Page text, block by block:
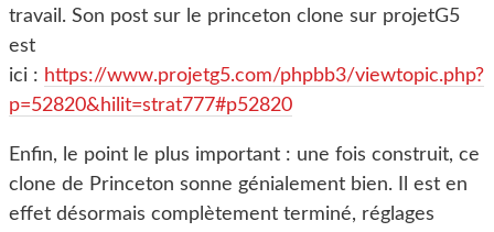
travail. Son post sur le princeton clone sur projetG5
est
ici : https://www.projetg5.com/phpbb3/viewtopic.php?
p=52820&hilit=strat777#p52820
Enfin, le point le plus important : une fois construit, ce
clone de Princeton sonne génialement bien. Il est en
effet désormais complètement terminé, réglages